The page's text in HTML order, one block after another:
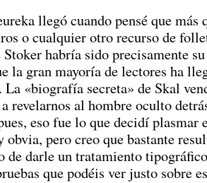
llegó cuando pensé que más
o cualquier otro recurso de
Stoker habría sido precisamente
la gran mayoría de lectores ha
La «biografía secreta» de Skal
revelarnos al hombre oculto
eso fue lo que decidí plasmar
obvia, pero creo que bastante
de darle un tratamiento
que podéis ver justo sobre